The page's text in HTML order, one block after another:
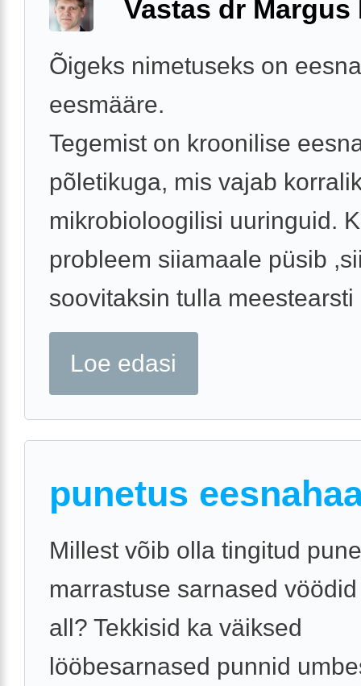
Vastas dr Margus
Õigeks nimetuseks on
eesmääre.
Tegemist on kroonilise
põletikuga, mis vajab
mikrobioloogilisi uuringuid.
probleem siiamaale püsib
soovitaksin tulla meestearsti
Loe edasi
punetus
Millest võib olla tingitud
marrastuse sarnased
all? Tekkisid ka väiksed
lööbesarnased punnid